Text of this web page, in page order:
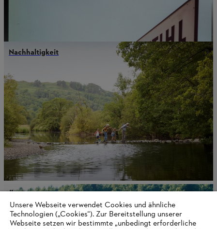
Nachhaltigkeit
Unsere Webseite verwendet Cookies und ähnliche
Technologien („Cookies“). Zur Bereitstellung unserer
Webseite setzen wir bestimmte „unbedingt erforderliche